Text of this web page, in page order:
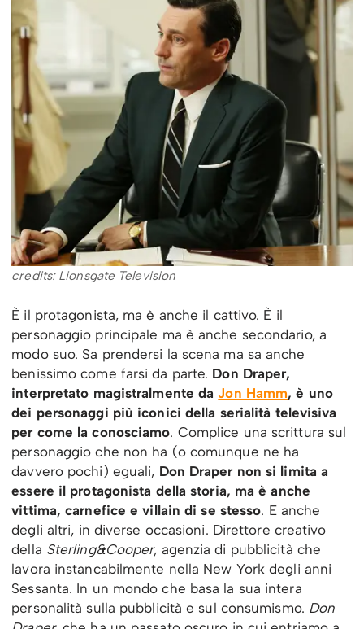
credits: Lionsgate Television
È il protagonista, ma è anche il cattivo. È il
personaggio principale ma è anche secondario, a
modo suo. Sa prendersi la scena ma sa anche
benissimo come farsi da parte. Don Draper,
interpretato magistralmente da Jon Hamm, è uno
dei personaggi più iconici della serialità televisiva
per come la conosciamo. Complice una scrittura sul
personaggio che non ha (o comunque ne ha
davvero pochi) eguali, Don Draper non si limita a
essere il protagonista della storia, ma è anche
vittima, carnefice e villain di se stesso. E anche
degli altri, in diverse occasioni. Direttore creativo
della Sterling&Cooper, agenzia di pubblicità che
lavora instancabilmente nella New York degli anni
Sessanta. In un mondo che basa la sua intera
personalità sulla pubblicità e sul consumismo. Don